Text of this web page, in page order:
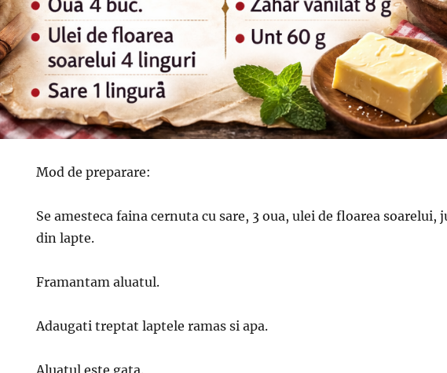
Mod de preparare:
Se amesteca faina cernuta cu sare, 3 oua, ulei de floarea soarelui,
din lapte.
Framantam aluatul.
Adaugati treptat laptele ramas si apa.
Aluatul este gata.